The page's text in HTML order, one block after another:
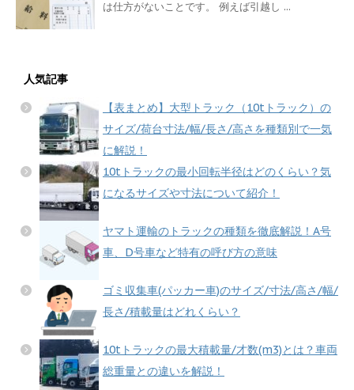
は仕方がないことです。 例えば引越し ...
人気記事
【表まとめ】大型トラック（10tトラック）の
サイズ/荷台寸法/幅/長さ/高さを種類別で一気
に解説！
10tトラックの最小回転半径はどのくらい？気
になるサイズや寸法について紹介！
ヤマト運輸のトラックの種類を徹底解説！A号
車、D号車など特有の呼び方の意味
ゴミ収集車(パッカー車)のサイズ/寸法/高さ/幅/
長さ/積載量はどれくらい？
10tトラックの最大積載量/才数(m3)とは？車両
総重量との違いを解説！